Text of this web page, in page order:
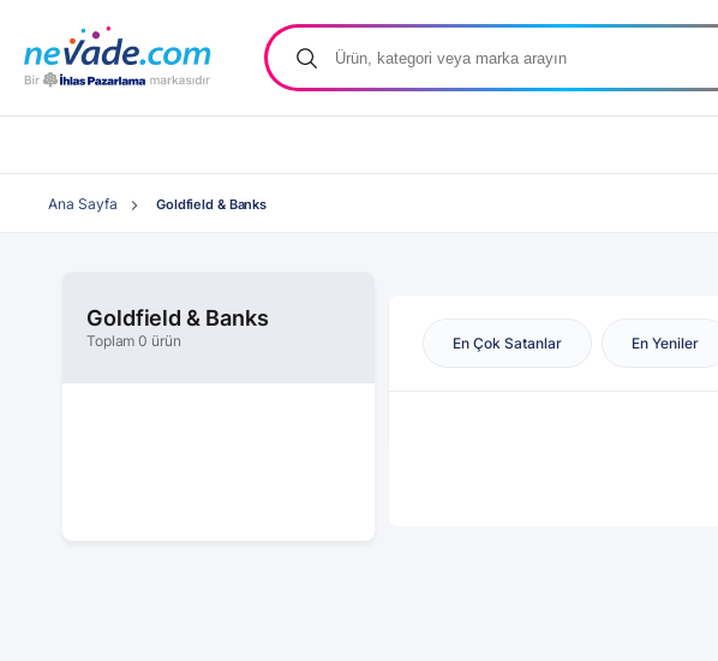
Ana Sayfa Goldfield & Banks
Goldfield & Banks
Toplam 0 ürün En Çok Satanlar En Yeniler